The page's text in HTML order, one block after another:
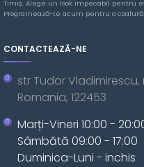
Timiș. Alege un look impecabil pentru
Programează-te acum pentru o
CONTACTEAZĂ-NE
str Tudor Vladimirescu,
Romania, 122453
Marți-Vineri 10:00 -
Sâmbătă 09:00 - 17:00
Duminica-Luni - inchis